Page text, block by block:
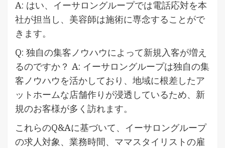
A: はい、イーサロングループでは電話応対を本
社が担当し、美容師は施術に専念することがで
きます。
Q: 独自の集客ノウハウによって新規入客が増え
るのですか？ A: イーサロングループは独自の集
客ノウハウを活かしており、地域に根差したア
ットホームな店舗作りが浸透しているため、新
規のお客様が多く訪れます。
これらのQ&Aに基づいて、イーサロングループ
の求人対象、業務時間、ママスタイリストの雇